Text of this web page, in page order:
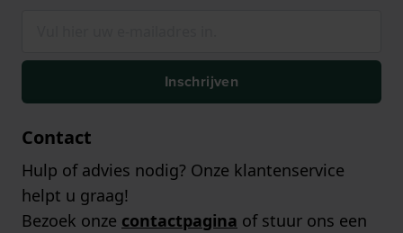
Inschrijven
Contact
Hulp of advies nodig? Onze klantenservice
helpt u graag!
Bezoek onze contactpagina of stuur ons een